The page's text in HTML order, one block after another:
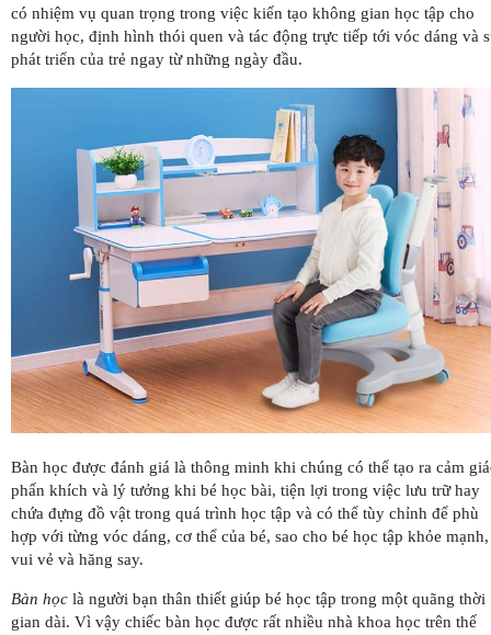
có nhiệm vụ quan trọng trong việc kiến tạo không gian học tập cho
người học, định hình thói quen và tác động trực tiếp tới vóc dáng và
phát triển của trẻ ngay từ những ngày đầu.
Bàn học được đánh giá là thông minh khi chúng có thể tạo ra cảm
phấn khích và lý tưởng khi bé học bài, tiện lợi trong việc lưu trữ hay
chứa đựng đồ vật trong quá trình học tập và có thể tùy chỉnh để phù
hợp với từng vóc dáng, cơ thể của bé, sao cho bé học tập khỏe mạnh,
vui vẻ và hăng say.
Bàn học là người bạn thân thiết giúp bé học tập trong một quãng thời
gian dài. Vì vậy chiếc bàn học được rất nhiều nhà khoa học trên thế